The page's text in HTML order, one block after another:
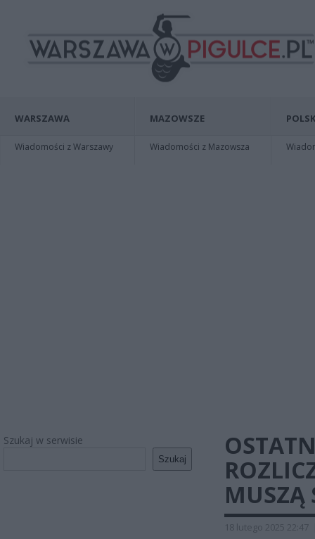
WARSZAWA
Wiadomości z Warszawy
MAZOWSZE
Wiadomości z Mazowsza
Szukaj w serwisie
Szukaj
MUSZĄ
18 lutego 2025 22:47